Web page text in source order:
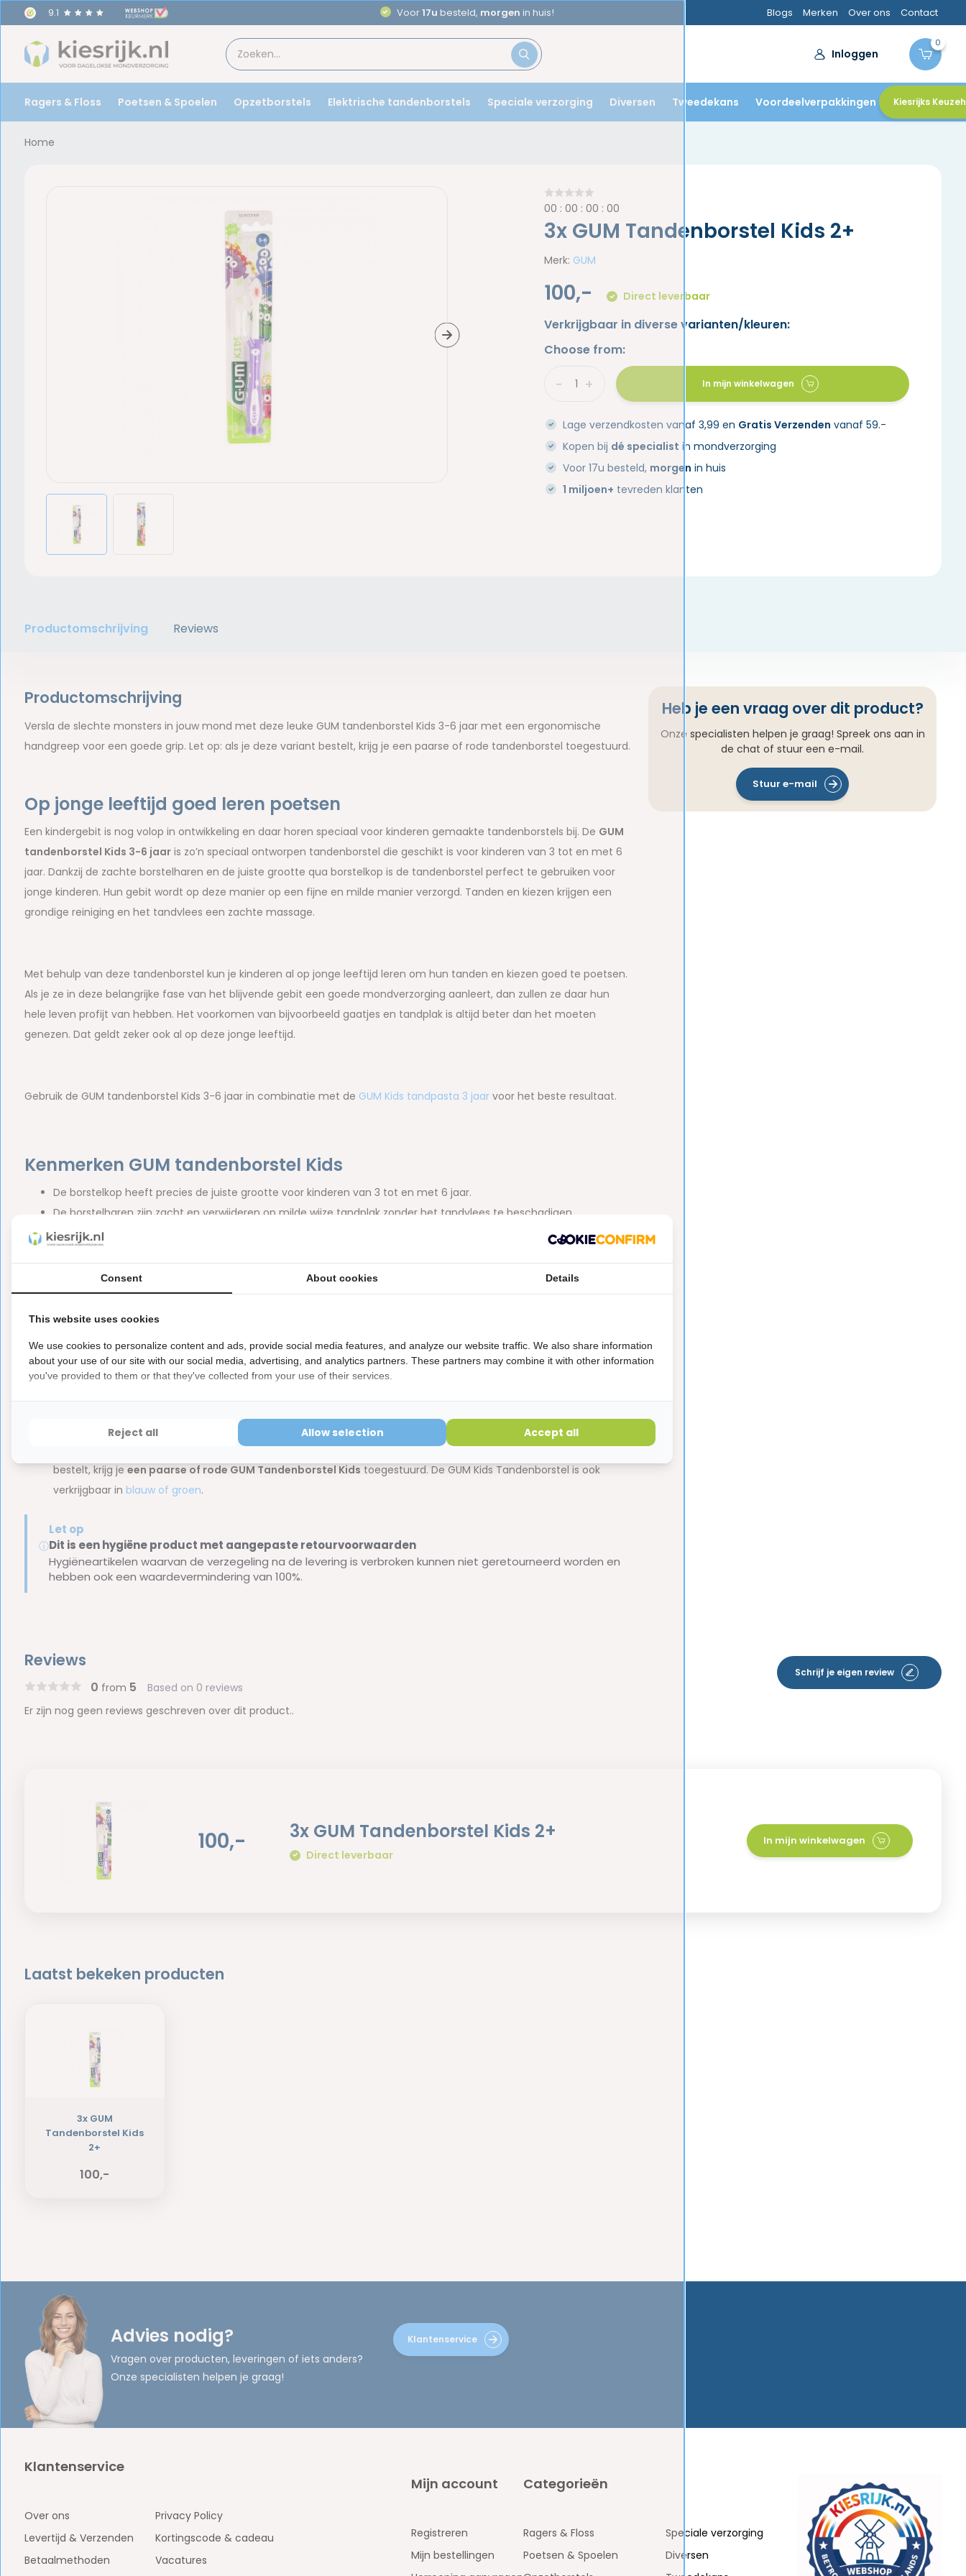
9.1
morgenin huis! Aanbevolen door Blogs Merken Over ons Contact
Inloggen
0
Ragers & Floss Poetsen & Spoelen Opzetborstels Elektrische tandenborstels Speciale verzorging Diversen Tweedekans Voordeelverpakkingen Kiesrijks
Home
00 :00 :00 :00
3x GUM Tandenborstel Kids 2+
Merk: GUM
100,- Direct leverbaar
Verkrijgbaar in diverse varianten/kleuren:
Choose from:
+
- In mijn winkelwagen
Lage verzendkosten vanaf 3,99 en Gratis Verzenden vanaf 59.-
Kopen bij dé specialist in mondverzorging
Voor 17u besteld, morgen in huis
1 miljoen+ tevreden klanten
Productomschrijving Reviews
Productomschrijving
Versla de slechte monsters in jouw mond met deze leuke GUM tandenborstel Kids 3-6 jaar met een ergonomische
handgreep voor een goede grip. Let op: als je deze variant bestelt, krijg je een paarse of rode tandenborstel toegestuurd.
Op jonge leeftijd goed leren poetsen
Een kindergebit is nog volop in ontwikkeling en daar horen speciaal voor kinderen gemaakte tandenborstels bij. De GUM
tandenborstel Kids 3-6 jaaris zo’n speciaal ontworpen tandenborstel die geschikt is voor kinderen van 3 tot en met 6
jaar. Dankzij de zachte borstelharen en de juiste grootte qua borstelkop is de tandenborstel perfect te gebruiken voor
jonge kinderen. Hun gebit wordt op deze manier op een fijne en milde manier verzorgd. Tanden en kiezen krijgen een
grondige reiniging en het tandvlees een zachte massage.
Met behulp van deze tandenborstel kun je kinderen al op jonge leeftijd leren om hun tanden en kiezen goed te poetsen.
Als je ze in deze belangrijke fase van het blijvende gebit een goede mondverzorging aanleert, dan zullen ze daar hun
hele leven profijt van hebben. Het voorkomen van bijvoorbeeld gaatjes en tandplak is altijd beter dan het moeten
genezen. Dat geldt zeker ook al op deze jonge leeftijd.
Gebruik de GUM tandenborstel Kids 3-6 jaar in combinatie met de GUM Kids tandpasta 3 jaarvoor het beste resultaat.
Kenmerken GUM tandenborstel Kids
De borstelkop heeft precies de juiste grootte voor kinderen van 3 tot en met 6 jaar.
De borstelharen zijn zacht en verwijderen op milde wijze tandplak zonder het tandvlees te beschadigen.
Dankzij de gekleurde borstelharen zie je waar je de tandpasta moet plaatsen en gebruik je nooit teveel.
kinderhandjes.
Door de zuignap kun je de tandenborstel gemakkelijk wegzetten.
Op elke borstel staat een monstertje, waardoor het er heel leuk uitziet voor de jonge doelgroep.
Inhoud van de verpakking
de tandenborstel is verkrijgbaar in diverse kleuren. Deze worden willekeurig verzonden. Als je deze variant
bestelt, krijg je een paarse of rode GUM Tandenborstel Kids toegestuurd. De GUM Kids Tandenborstel is ook
verkrijgbaar in blauw of groen.
ⓘ
Let op
Dit is een hygiëne product met aangepaste retourvoorwaarden
Hygiëneartikelen waarvan de verzegeling na de levering is verbroken kunnen niet geretourneerd worden en
hebben ook een waardevermindering van 100%.
Heb je een vraag over dit product?
Onze specialisten helpen je graag! Spreek ons aan in
de chat of stuur een e-mail.
Stuur e-mail
Reviews
0 from 5 Based on 0 reviews
Schrijf je eigen review
Er zijn nog geen reviews geschreven over dit product..
100,- 3x GUM Tandenborstel Kids 2+
Direct leverbaar
In mijn winkelwagen
Laatst bekeken producten
3x GUM
Tandenborstel Kids
2+
100,-
Advies nodig?
Vragen over producten, leveringen of iets anders?
Onze specialisten helpen je graag!
Klantenservice
Klantenservice
Over ons
Levertijd & Verzenden
Betaalmethoden
Privacy Policy
Kortingscode & cadeau
Vacatures
Mijn account
Registreren
Mijn bestellingen
Categorieën
Ragers & Floss
Poetsen & Spoelen
Speciale verzorging
Diversen
Consent About cookies Details
This website uses cookies
We use cookies to personalize content and ads, provide social media features, and analyze our website traffic. We also share information
about your use of our site with our social media, advertising, and analytics partners. These partners may combine it with other information
you've provided to them or that they've collected from your use of their services.
Reject all Allow selection Accept all